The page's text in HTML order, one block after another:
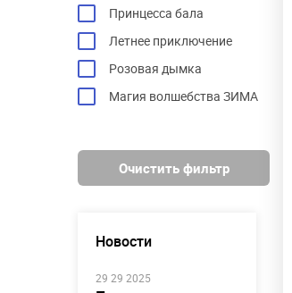
Принцесса бала
Летнее приключение
Розовая дымка
Магия волшебства ЗИМА
Очистить фильтр
Новости
29 29 2025